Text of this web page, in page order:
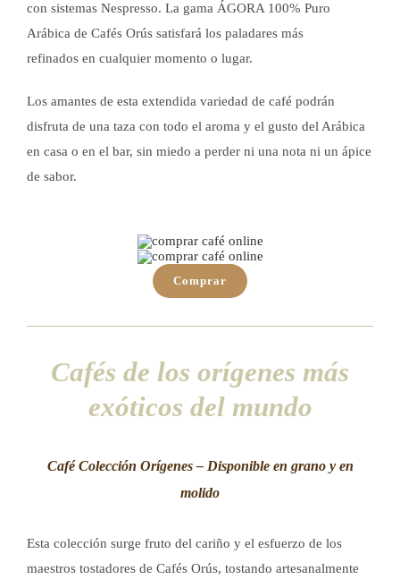
con sistemas Nespresso. La gama ÁGORA 100% Puro
Arábica de Cafés Orús satisfará los paladares más
refinados en cualquier momento o lugar.
Los amantes de esta extendida variedad de café podrán
disfruta de una taza con todo el aroma y el gusto del Arábica
en casa o en el bar, sin miedo a perder ni una nota ni un ápice
de sabor.
Comprar
Cafés de los orígenes más
exóticos del mundo
Café Colección Orígenes – Disponible en grano y en
molido
Esta colección surge fruto del cariño y el esfuerzo de los
maestros tostadores de Cafés Orús, tostando artesanalmente